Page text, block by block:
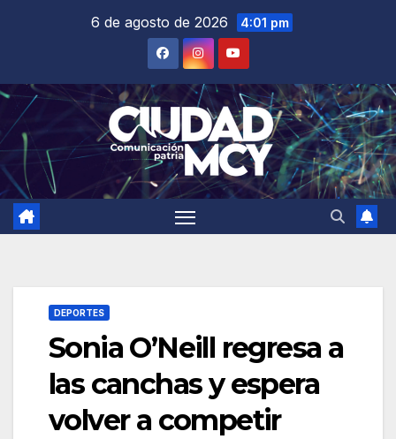
6 de agosto de 2026 4:01 pm
DEPORTES
Sonia O’Neill regresa a
las canchas y espera
volver a competir